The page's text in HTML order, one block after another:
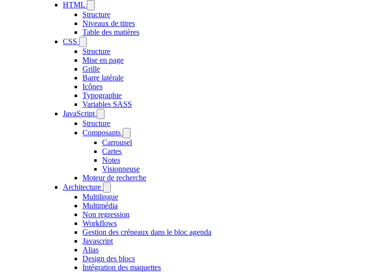
HTML
Structure
Niveaux de titres
Table des matières
CSS
Structure
Mise en page
Grille
Barre latérale
Icônes
Typographie
Variables SASS
JavaScript
Structure
Composants
Carrousel
Cartes
Notes
Visionneuse
Moteur de recherche
Architecture
Multilingue
Multimédia
Non regression
Workflows
Gestion des créneaux dans le bloc agenda
Javascript
Alias
Design des blocs
Intégration des maquettes